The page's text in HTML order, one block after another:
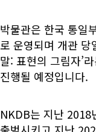
박물관은 한국 통일
로 운영되며 개관 당
말: 표현의 그림자’
진행될 예정입니다.
NKDB는 지난 2018